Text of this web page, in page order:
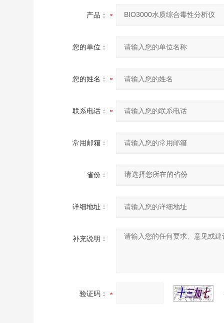
产品：
您的单位：
您的姓名：
联系电话：
常用邮箱：
省份：
详细地址：
补充说明：
验证码：